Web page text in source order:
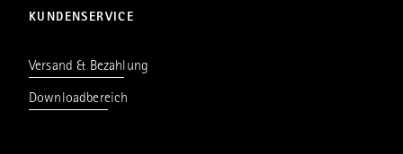
KUNDENSERVICE
Versand & Bezahlung
Downloadbereich